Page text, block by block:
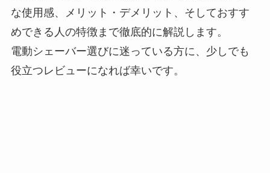
な使用感、メリット・デメリット、そしておすす
めできる人の特徴まで徹底的に解説します。
電動シェーバー選びに迷っている方に、少しでも
役立つレビューになれば幸いです。